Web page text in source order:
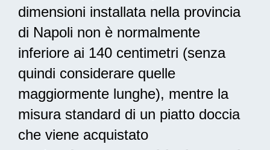
dimensioni installata nella provincia
di Napoli non è normalmente
inferiore ai 140 centimetri (senza
quindi considerare quelle
maggiormente lunghe), mentre la
misura standard di un piatto doccia
che viene acquistato